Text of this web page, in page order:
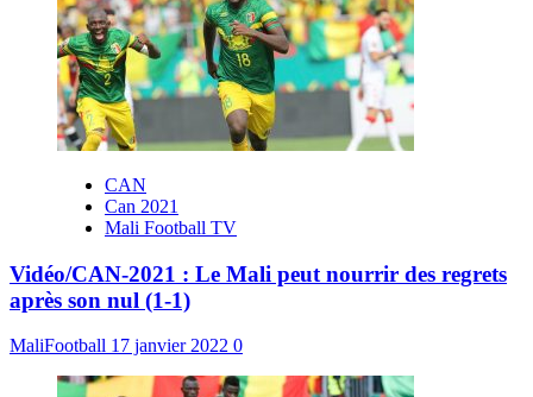
CAN
Can 2021
Mali Football TV
Vidéo/CAN-2021 : Le Mali peut nourrir des regrets
après son nul (1-1)
MaliFootball 17 janvier 2022 0